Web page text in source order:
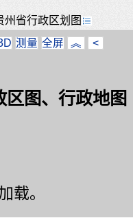
州省行政区划图
测量 全屏 ︽
<
图、行政地图
载。